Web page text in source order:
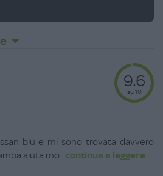
9.6
su 10
blu e mi sono trovata davvero
aiuta mo...continua a leggere